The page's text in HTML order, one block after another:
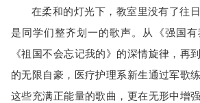
在柔和的灯光下，教室里没有了往
是同学们整齐划一的歌声。从《强国有
《祖国不会忘记我的》的深情旋律，再
的无限自豪，医疗护理系新生通过军歌
这些充满正能量的歌曲，更在无形中增